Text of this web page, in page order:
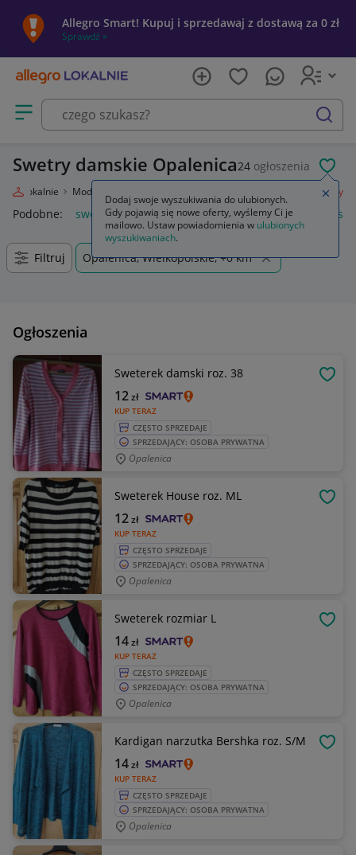
Allegro Smart! Kupuj i sprzedawaj z dostawą za 0 zł
Sprawdź »
Otwórz menu z kategoriami
szukaj
Swetry damskie Opalenica24 ogłoszenia
Lokalnie Moda Swetry
Podobne: swetry damskie swetry rozpinane swetry
Filtruj Opalenica, Wielkopolskie, +0 km
Ogłoszenia
Sweterek damski roz. 38
KUP TERAZ
12zł
CZĘSTO SPRZEDAJE
SPRZEDAJĄCY: OSOBA PRYWATNA
Opalenica
Sweterek House roz. ML
KUP TERAZ
12zł
CZĘSTO SPRZEDAJE
SPRZEDAJĄCY: OSOBA PRYWATNA
Opalenica
Sweterek rozmiar L
KUP TERAZ
14zł
CZĘSTO SPRZEDAJE
SPRZEDAJĄCY: OSOBA PRYWATNA
Opalenica
Kardigan narzutka Bershka roz. S/M
KUP TERAZ
14zł
CZĘSTO SPRZEDAJE
SPRZEDAJĄCY: OSOBA PRYWATNA
Opalenica
Dodaj swoje wyszukiwania do ulubionych.
Gdy pojawią się nowe oferty, wyślemy Ci je
mailowo. Ustaw powiadomienia w ulubionych
wyszukiwaniach.